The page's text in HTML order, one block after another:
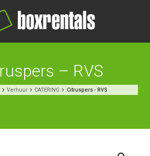
– RVS
Verhuur CATERING Citruspers - RVS